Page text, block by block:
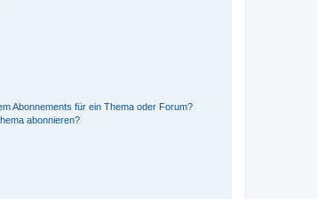
Abonnements für ein Thema oder Forum?
abonnieren?